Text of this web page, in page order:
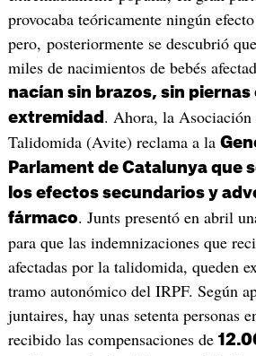
provocaba teóricamente ningún
pero, posteriormente se descubrió
miles de nacimientos de bebés
nacían sin brazos, sin piernas
extremidad . Ahora, la
Talidomida (Avite) reclama a la
Parlament de Catalunya que
los efectos secundarios y
fármaco. Junts presentó en abril
para que las indemnizaciones que
afectadas por la talidomida, queden
tramo autonómico del IRPF. Según
juntaires, hay unas setenta personas
recibido las compensaciones de